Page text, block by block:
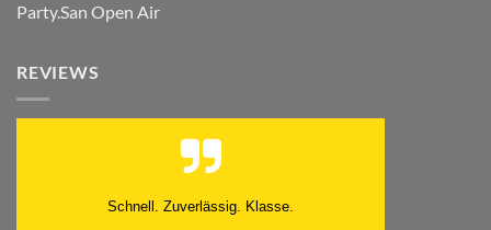
Party.San Open Air
REVIEWS
Moinsen, hat alles super geklappt. Danke ans